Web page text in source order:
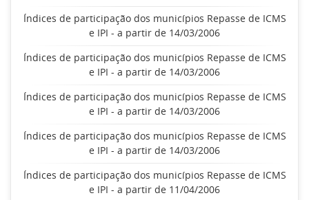
Índices de participação dos municípios Repasse de ICMS
e IPI - a partir de 14/03/2006
Índices de participação dos municípios Repasse de ICMS
e IPI - a partir de 14/03/2006
Índices de participação dos municípios Repasse de ICMS
e IPI - a partir de 14/03/2006
Índices de participação dos municípios Repasse de ICMS
e IPI - a partir de 14/03/2006
Índices de participação dos municípios Repasse de ICMS
e IPI - a partir de 11/04/2006